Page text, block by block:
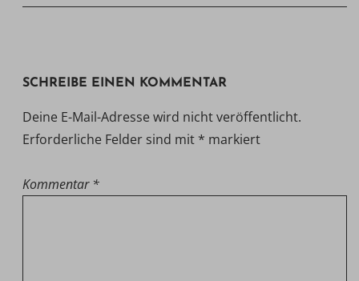
SCHREIBE EINEN KOMMENTAR
Deine E-Mail-Adresse wird nicht veröffentlicht.
Erforderliche Felder sind mit * markiert
Kommentar *